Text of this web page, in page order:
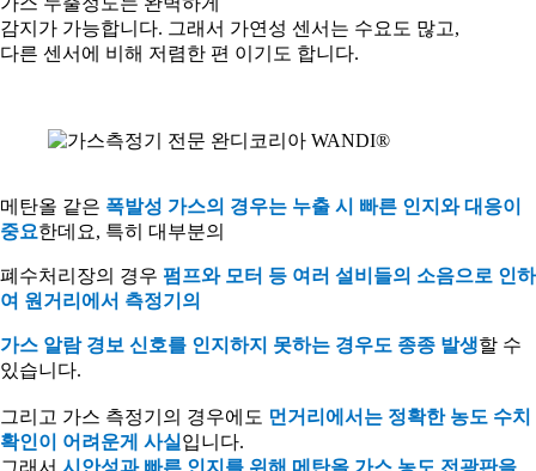
감지가 가능합니다. 그래서 가연성 센서는 수요도 많고,
다른 센서에 비해 저렴한 편 이기도 합니다.
메탄올 같은 폭발성 가스의 경우는 누출 시 빠른 인지와 대응이
중요한데요, 특히 대부분의
폐수처리장의 경우 펌프와 모터 등 여러 설비들의 소음으로 인하
여 원거리에서 측정기의
가스 알람 경보 신호를 인지하지 못하는 경우도 종종 발생할 수
있습니다.
그리고 가스 측정기의 경우에도 먼거리에서는 정확한 농도 수치
확인이 어려운게 사실 입니다.
그래서 시안성과 빠른 인지를 위해 메탄올 가스 농도 전광판을